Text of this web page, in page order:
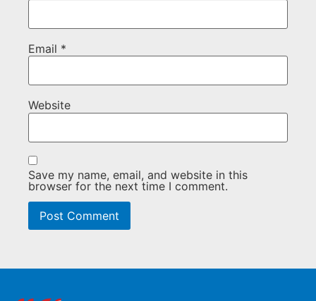
Email *
Website
Save my name, email, and website in this
browser for the next time I comment.